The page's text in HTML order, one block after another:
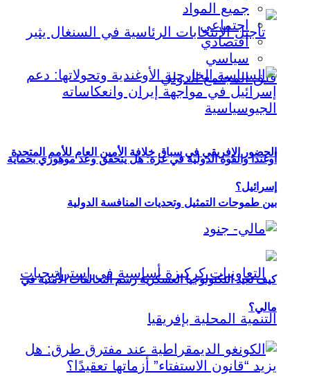
الحضور الإفريقي في سباق خلافة الأمين العام للأمم المتحدة
بين طموحات التمثيل وتحديات المنافسة الدولية
جميع المواد
اجتماعي
اقتصادي
سياسي
أوغندا والقوة الدولية في غزة: هل يتحقق وعد موهوزي بحماية
إسرائيل؟
كيف تعيد التكنولوجيا العسكرية رسم التحالفات الأمنية في
مالي؟